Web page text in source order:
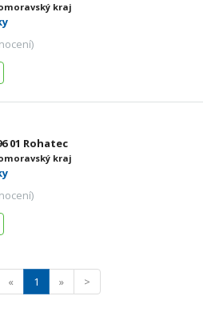
kraj
01 Rohatec
kraj
« 1 » >